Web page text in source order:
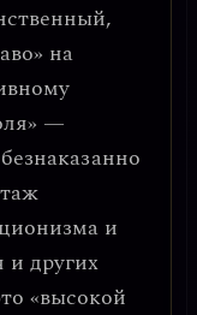
на
—
и
и других
«высокой